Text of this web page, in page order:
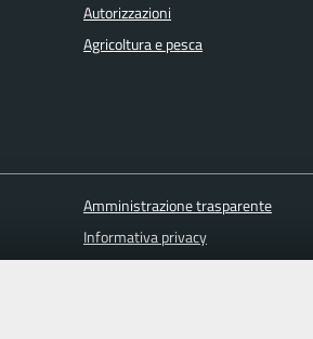
Autorizzazioni
Agricoltura e pesca
Amministrazione trasparente
Informativa privacy